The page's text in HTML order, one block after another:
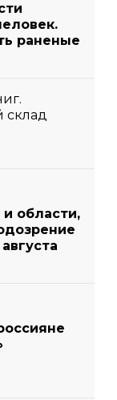
раненые
склад
области,